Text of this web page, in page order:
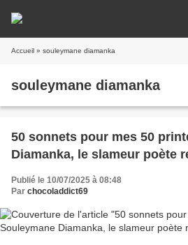
Accueil » souleymane diamanka
souleymane diamanka
50 sonnets pour mes 50
Diamanka, le slameur poète
Publié le 10/07/2025 à 08:48
Par chocoladdict69